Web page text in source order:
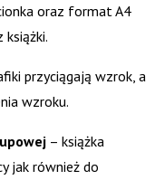
oraz format A4
przyciągają wzrok, a
wzroku.
– książka
jak również do